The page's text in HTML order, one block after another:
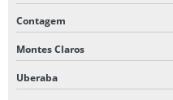
Contagem
Montes Claros
Uberaba